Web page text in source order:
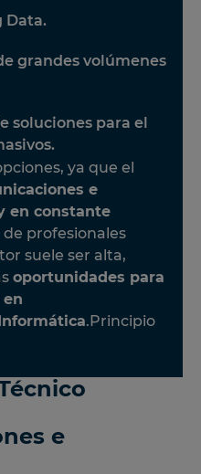
Data.
grandes volúmenes
soluciones para el
ya que el
e
en constante
profesionales
suele ser alta,
oportunidades para
en
.Principio
e